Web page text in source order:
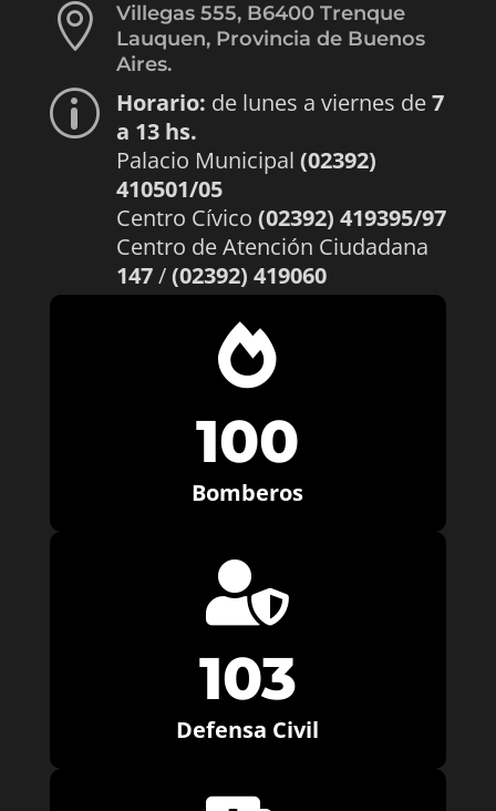

Villegas 555, B6400 Trenque
Lauquen, Provincia de Buenos
Aires.
p Horario: de lunes a viernes de7
a 13 hs.
Palacio Municipal (02392)
410501/05
Centro Cívico (02392) 419395/97
Centro de Atención Ciudadana
147/(02392) 419060

100
Bomberos

103
Defensa Civil